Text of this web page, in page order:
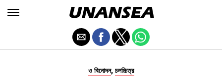
ও বিনোদন, চলচ্চিত্র